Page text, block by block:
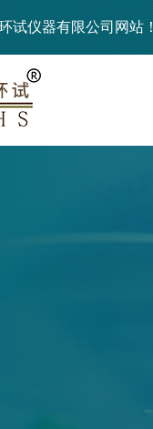
试仪器有限公司网站！